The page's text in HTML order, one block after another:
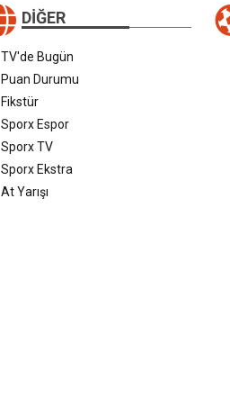
DIĞER
TV'de Bugün
Puan Durumu
Fikstür
Sporx Espor
Sporx TV
Sporx Ekstra
At Yarışı